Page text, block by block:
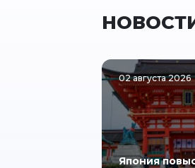
02 августа 2026
Япония